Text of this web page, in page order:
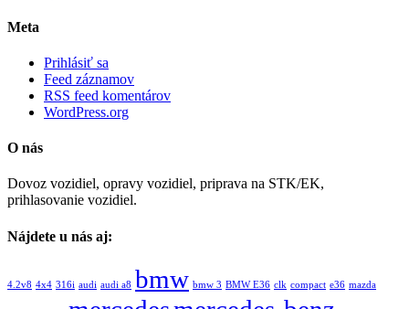
Meta
Prihlásiť sa
Feed záznamov
RSS feed komentárov
WordPress.org
O nás
Dovoz vozidiel, opravy vozidiel, priprava na STK/EK,
prihlasovanie vozidiel.
Nájdete u nás aj:
4.2v8 4x4 316i audi audi a8 bmw bmw 3 BMW E36 clk compact e36 mazda